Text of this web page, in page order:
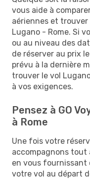
vous aide à
aériennes et
Lugano - Rome. Si
ou au niveau des
de réserver au prix
prévu à la dernière
trouver le vol
à vos exigences.
Pensez à GO
à Rome
Une fois votre
accompagnons tout
en vous
votre vol au départ